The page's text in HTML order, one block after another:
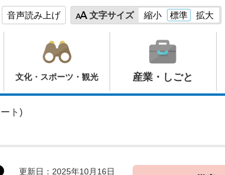
音声読み上げ 文字サイズ 縮小 標準 拡大
文化・スポーツ・観光 産業・しごと
ト)
更新日：2025年10月16日